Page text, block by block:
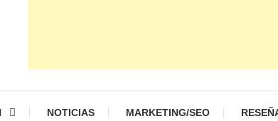
NOTICIAS MARKETING/SEO